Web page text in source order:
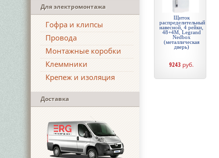
Для электромонтажа
Гофра и клипсы
Провода
Монтажные коробки
Клеммники
Крепеж и изоляция
Доставка
Щиток
распределительный
навесной, 4 рейки,
48+4М, Legrand
Nedbox
(металлическая
дверь)
9243 руб.